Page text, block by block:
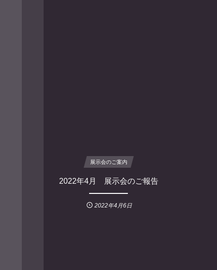
展示会のご案内
2022年4月 展示会のご報告
2022年4月6日